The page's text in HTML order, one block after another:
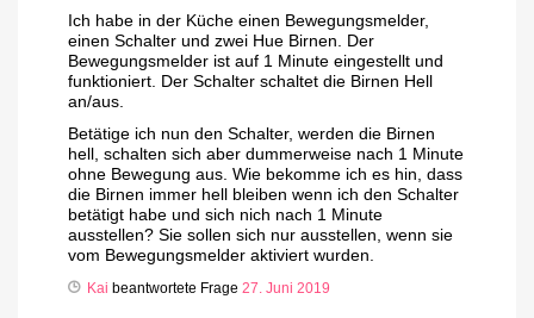
Ich habe in der Küche einen Bewegungsmelder,
einen Schalter und zwei Hue Birnen. Der
Bewegungsmelder ist auf 1 Minute eingestellt und
funktioniert. Der Schalter schaltet die Birnen Hell
an/aus.
Betätige ich nun den Schalter, werden die Birnen
hell, schalten sich aber dummerweise nach 1 Minute
ohne Bewegung aus. Wie bekomme ich es hin, dass
die Birnen immer hell bleiben wenn ich den Schalter
betätigt habe und sich nich nach 1 Minute
ausstellen? Sie sollen sich nur ausstellen, wenn sie
vom Bewegungsmelder aktiviert wurden.
Kai beantwortete Frage 27. Juni 2019